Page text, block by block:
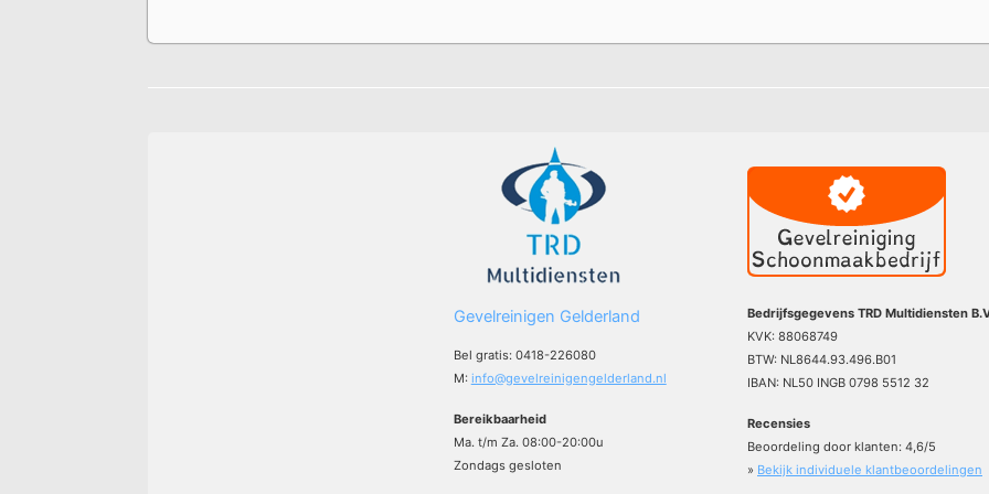
Gevelreinigen Gelderland
Bel gratis: 0418-226080
M: info@gevelreinigengelderland.nl
Bereikbaarheid
Ma. t/m Za. 08:00-20:00u
Zondags gesloten
Bedrijfsgegevens TRD Multidiensten
KVK: 88068749
BTW: NL8644.93.496.B01
IBAN: NL50 INGB 0798 5512 32
Recensies
Beoordeling door klanten: 4,6/5
» Bekijk individuele klantbeoordelingen